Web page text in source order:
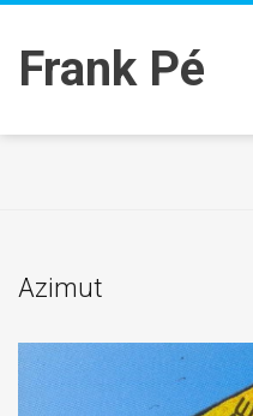
Frank Pé
Azimut